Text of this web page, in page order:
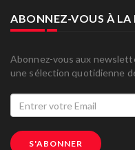
ABONNEZ-VOUS À LA
Abonnez-vous aux
une sélection quotidienne
S'ABONNER